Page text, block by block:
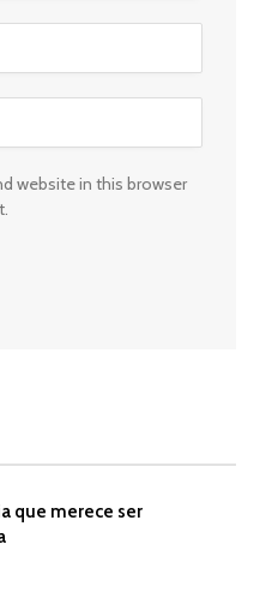
website in this browser
que merece ser